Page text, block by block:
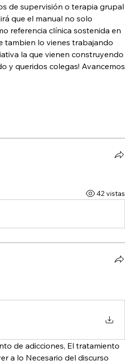
de supervisión o terapia grupal
que el manual no solo
referencia clínica sostenida en
tambien lo vienes trabajando
la que vienen construyendo
y queridos colegas! Avancemos
42 vistas
de adicciones, El tratamiento
a lo Necesario del discurso